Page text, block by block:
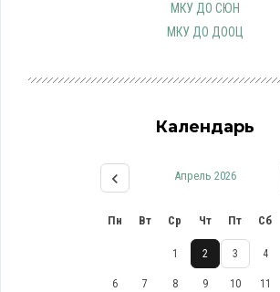
МКУ ДО СЮН
МКУ ДО ДООЦ
Календарь
Апрель 2026
Пн Вт Ср Чт Пт Сб
1 2 3 4
6 7 8 9 10 11